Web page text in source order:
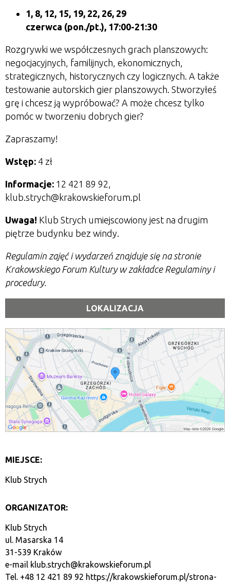
1, 8, 12, 15, 19, 22, 26, 29
czerwca (pon./pt.), 17:00-21:30
Rozgrywki we współczesnych grach planszowych:
negocjacyjnych, familijnych, ekonomicznych,
strategicznych, historycznych czy logicznych. A także
testowanie autorskich gier planszowych. Stworzyłeś
grę i chcesz ją wypróbować? A może chcesz tylko
pomóc w tworzeniu dobrych gier?
Zapraszamy!
Wstęp: 4 zł
Informacje: 12 421 89 92,
klub.strych@krakowskieforum.pl
Uwaga! Klub Strych umiejscowiony jest na drugim
piętrze budynku bez windy.
Regulamin zajęć i wydarzeń znajduje się na stronie
Krakowskiego Forum Kultury w zakładce Regulaminy i
procedury.
LOKALIZACJA
MIEJSCE:
Klub Strych
ORGANIZATOR:
Klub Strych
ul. Masarska 14
31-539 Kraków
e-mail klub.strych@krakowskieforum.pl
Tel. +48 12 421 89 92 https://krakowskieforum.pl/strona-